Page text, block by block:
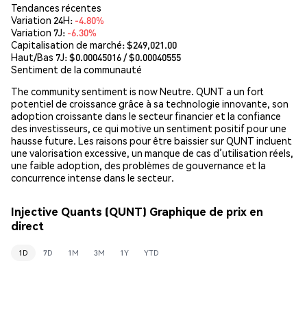
Tendances récentes
Variation 24H: -4.80%
Variation 7J: -6.30%
Capitalisation de marché:$249,021.00
Haut/Bas 7J: $0.00045016/ $0.00040555
Sentiment de la communauté
The community sentiment is now Neutre. QUNT a un fort
potentiel de croissance grâce à sa technologie innovante, son
adoption croissante dans le secteur financier et la confiance
des investisseurs, ce qui motive un sentiment positif pour une
hausse future. Les raisons pour être baissier sur QUNT incluent
une valorisation excessive, un manque de cas d’utilisation réels,
une faible adoption, des problèmes de gouvernance et la
concurrence intense dans le secteur.
Injective Quants (QUNT) Graphique de prix en
direct
1D 7D 1M 3M 1Y YTD